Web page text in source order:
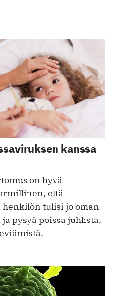
kanssa
on hyvä
että
henkilön tulisi jo oman
pysyä poissa juhlista,